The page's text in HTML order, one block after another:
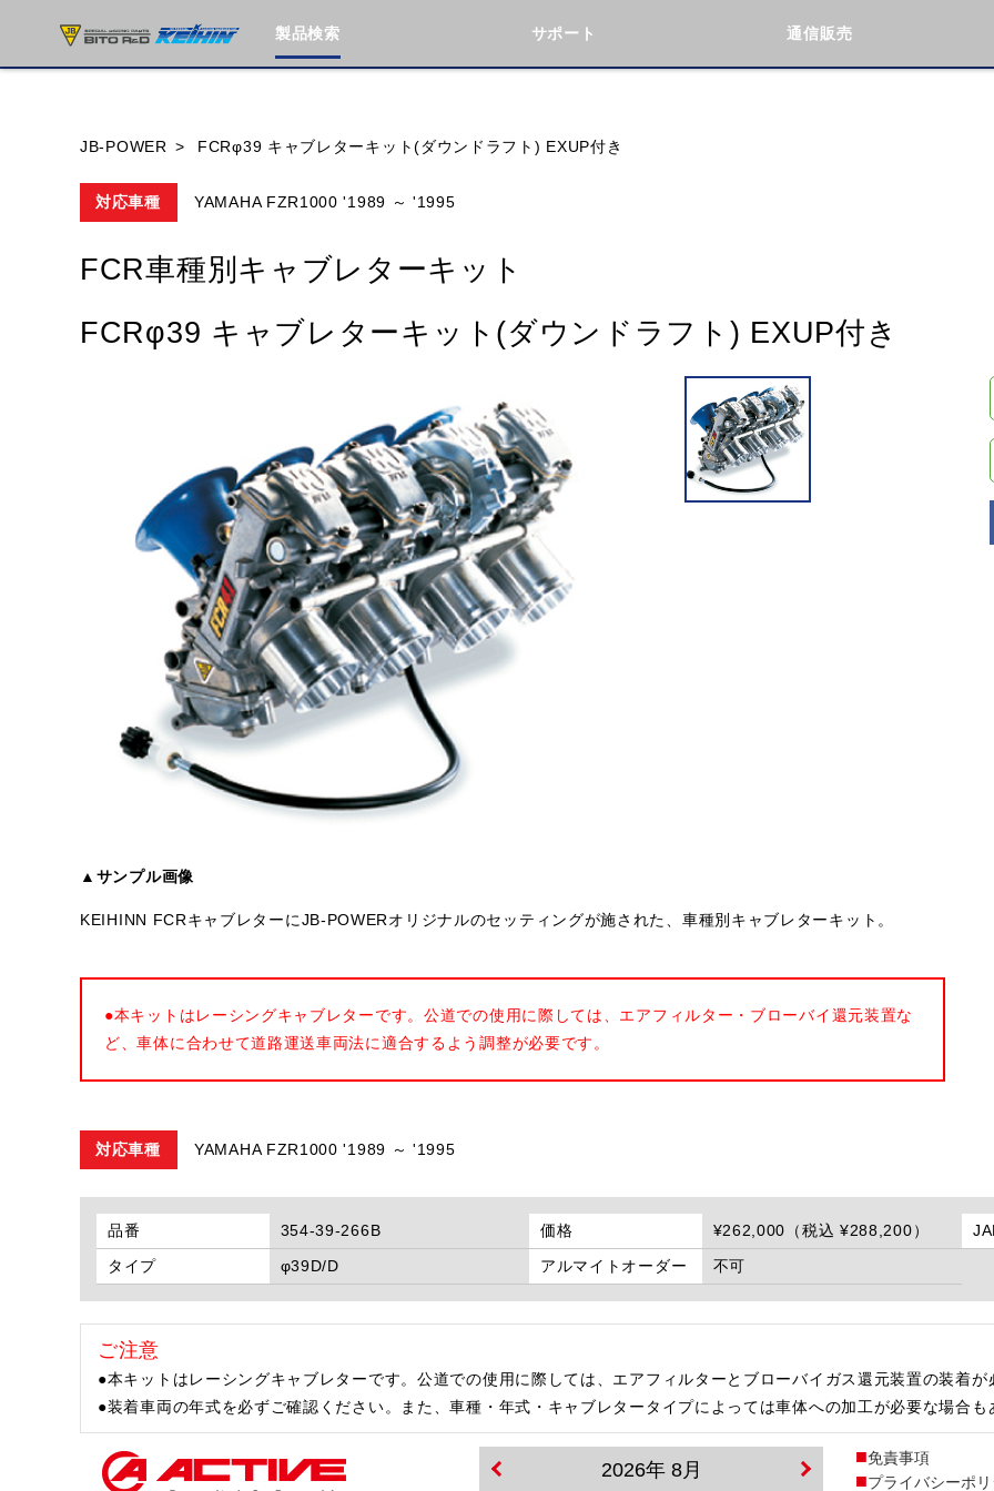
製品検索 サポート 通信販売
閉じる
JB-POWER FCRφ39 キャブレターキット(ダウンドラフト) EXUP付き
対応車種 YAMAHA FZR1000 '1989 ～ '1995
FCR車種別キャブレターキット
FCRφ39 キャブレターキット(ダウンドラフト) EXUP付き
▲サンプル画像
KEIHINN FCRキャブレターにJB-POWERオリジナルのセッティングが施された、車種別キャブレターキット。
●本キットはレーシングキャブレターです。公道での使用に際しては、エアフィルター・ブローバイ還元装置な
ど、車体に合わせて道路運送車両法に適合するよう調整が必要です。
対応車種 YAMAHA FZR1000 '1989 ～ '1995
品番 354-39-266B 価格 ¥262,000（税込 ¥288,200）
タイプ
φ39D/D アルマイトオーダー 不可
ご注意
●本キットはレーシングキャブレターです。公道での使用に際しては、エアフィルターとブローバイガス還元装置の装着が
●装着車両の年式を必ずご確認ください。また、車種・年式・キャブレタータイプによっては車体への加工が必要な場合
2026年 8月
免責事項
プライバシーポ